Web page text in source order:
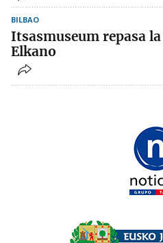
BILBAO
Itsasmuseum repasa
Elkano